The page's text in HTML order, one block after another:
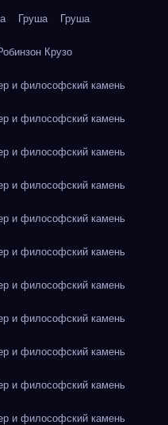
Груша Груша
Крузо
и философский камень
и философский камень
и философский камень
и философский камень
и философский камень
и философский камень
и философский камень
и философский камень
и философский камень
и философский камень
и философский камень